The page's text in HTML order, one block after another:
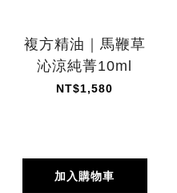
複方精油｜馬鞭草
沁涼純菁10ml
NT$1,580
加入購物車